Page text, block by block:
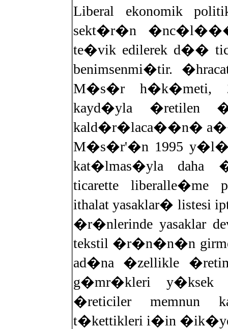
Liberal ekonomik
sekt�r�n
te�vik edilerek d��
benimsenmi�tir.
M�s�r h�k�meti,
kayd�yla �retilen
kald�r�laca��n�
M�s�r'�n 1995
kat�lmas�yla
ticarette liberalle�me
ithalat yasaklar� listesi
�r�nlerinde yasaklar
tekstil �r�n�n�n
ad�na �zellikle
g�mr�kleri y�ksek
�reticiler memnun
t�kettikleri i�in